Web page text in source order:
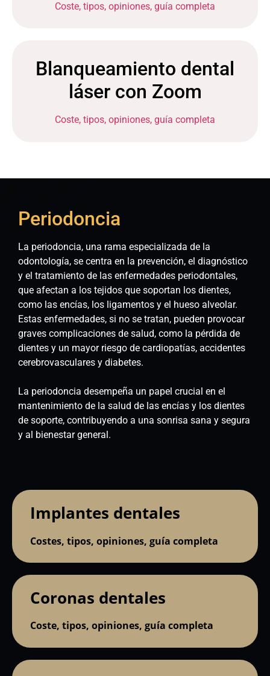
Coste, tipos, opiniones, guía completa
Blanqueamiento dental
láser con Zoom
Coste, tipos, opiniones, guía completa
Periodoncia
La periodoncia, una rama especializada de la
odontología, se centra en la prevención, el diagnóstico
y el tratamiento de las enfermedades periodontales,
que afectan a los tejidos que soportan los dientes,
como las encías, los ligamentos y el hueso alveolar.
Estas enfermedades, si no se tratan, pueden provocar
graves complicaciones de salud, como la pérdida de
dientes y un mayor riesgo de cardiopatías, accidentes
cerebrovasculares y diabetes.
La periodoncia desempeña un papel crucial en el
mantenimiento de la salud de las encías y los dientes
de soporte, contribuyendo a una sonrisa sana y segura
y al bienestar general.
Implantes dentales
Costes, tipos, opiniones, guía completa
Coronas dentales
Coste, tipos, opiniones, guía completa